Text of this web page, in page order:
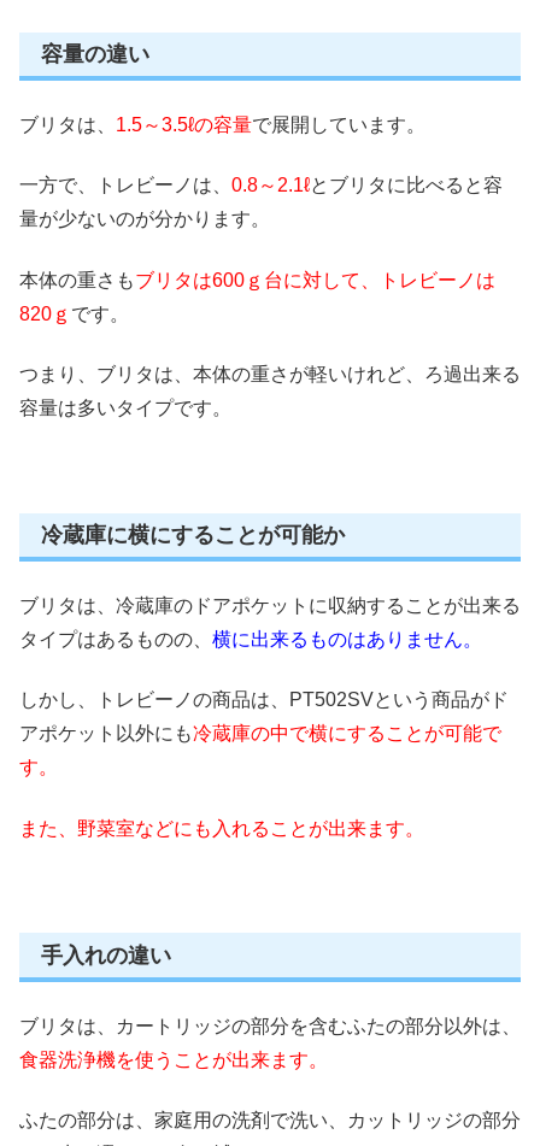
容量の違い
ブリタは、 1.5～3.5ℓの容量で展開しています。
一方で、トレビーノは、 0.8～2.1ℓとブリタに比べると容
量が少ないのが分かります。
本体の重さもブリタは600ｇ台に対して、トレビーノは
820ｇ です。
つまり、ブリタは、本体の重さが軽いけれど、ろ過出来る
容量は多いタイプです。
冷蔵庫に横にすることが可能か
ブリタは、冷蔵庫のドアポケットに収納することが出来る
タイプはあるものの、 横に出来るものはありません。
しかし、トレビーノの商品は、PT502SVという商品がド
アポケット以外にも冷蔵庫の中で横にすることが可能で
す。
また、野菜室などにも入れることが出来ます。
手入れの違い
ブリタは、カートリッジの部分を含むふたの部分以外は、
食器洗浄機を使うことが出来ます。
ふたの部分は、家庭用の洗剤で洗い、カットリッジの部分